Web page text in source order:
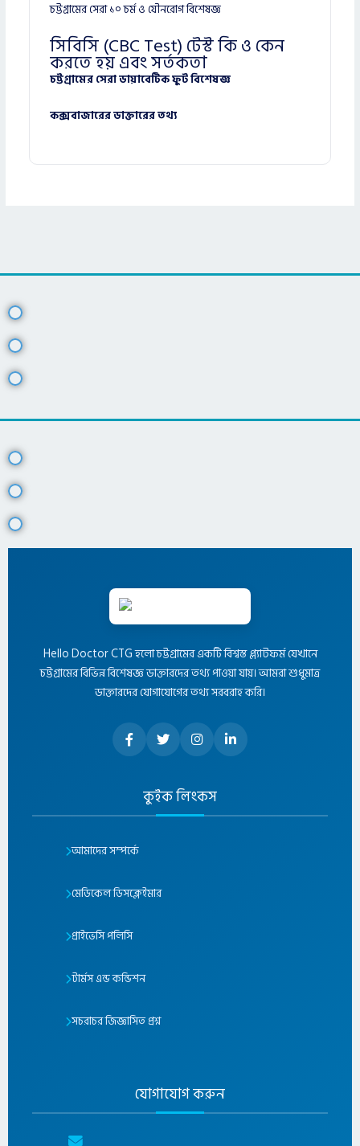
চট্টগ্রামের সেরা ১০ চর্ম ও যৌনরোগ বিশেষজ্ঞ
সিবিসি (CBC Test) টেস্ট কি ও কেন
করতে হয় এবং সর্তকতা
চট্টগ্রামের সেরা ডায়াবেটিক ফুট বিশেষজ্ঞ
কক্সবাজারের ডাক্তারের তথ্য
Hello Doctor CTG হলো চট্টগ্রামের একটি বিশ্বস্ত প্ল্যাটফর্ম যেখানে
চট্টগ্রামের বিভিন্ন বিশেষজ্ঞ ডাক্তারদের তথ্য পাওয়া যায়। আমরা শুধুমাত্র
ডাক্তারদের যোগাযোগের তথ্য সরবরাহ করি।
কুইক লিংকস
আমাদের সম্পর্কে
মেডিকেল ডিসক্লেইমার
প্রাইভেসি পলিসি
টার্মস এন্ড কন্ডিশন
সচরাচর জিজ্ঞাসিত প্রশ্ন
যোগাযোগ করুন